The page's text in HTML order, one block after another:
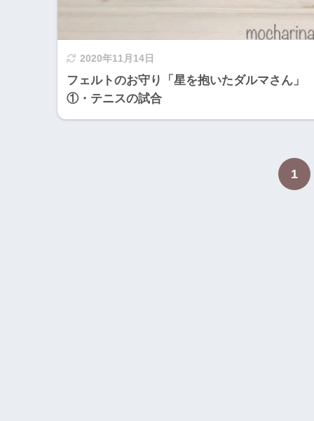
2020年11月14日
フェルトのお守り「星を抱いたダルマさん」
①・テニスの試合
1